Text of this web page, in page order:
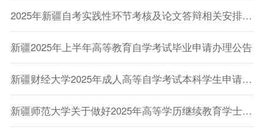
2025年新疆自考实践性环节考核及论文答辩相关安排汇总
新疆2025年上半年高等教育自学考试毕业申请办理公告
新疆财经大学2025年成人高等自学考试本科学生申请学位考试报名的通知
新疆师范大学关于做好2025年高等学历继续教育学士学位课程考试工作的通知